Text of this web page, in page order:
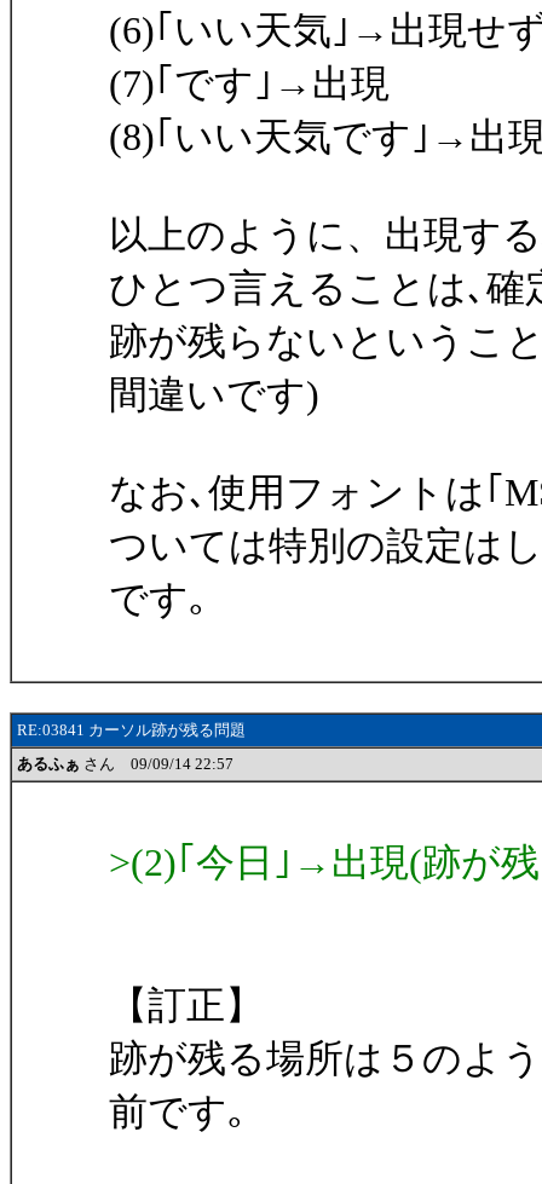
(6)｢いい天気｣→出現せ
(7)｢です｣→出現
(8)｢いい天気です｣→出
以上のように、出現す
ひとつ言えることは､確
跡が残らないというこ
間違いです)
なお､使用フォントは｢
ついては特別の設定は
です｡
RE:03841 カーソル跡が残る問題
あるふぁ さん 09/09/14 22:57
>(2)｢今日｣→出現(跡が
【訂正】
跡が残る場所は５のよ
前です｡